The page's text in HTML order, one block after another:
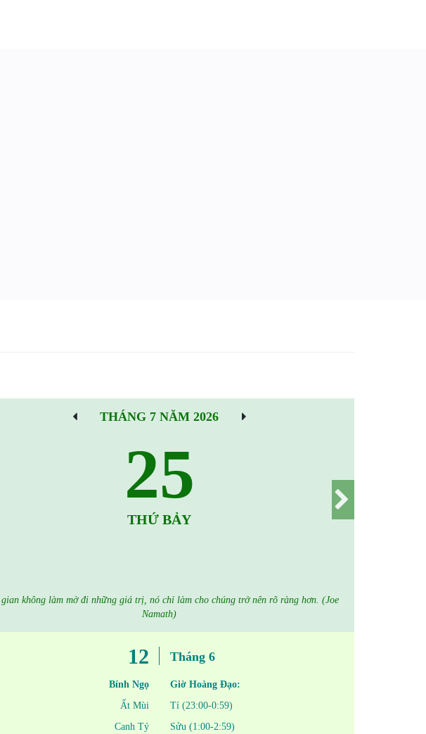
THÁNG 7 NĂM 2026
25
THỨ BẢY
không làm mờ đi những giá trị, nó chỉ làm cho chúng trở nên rõ ràng hơn. (Joe
Namath)
12
Bính Ngọ
Ất Mùi
Canh Tý
Tháng 6
Giờ Hoàng Đạo:
Tí (23:00-0:59)
Sửu (1:00-2:59)